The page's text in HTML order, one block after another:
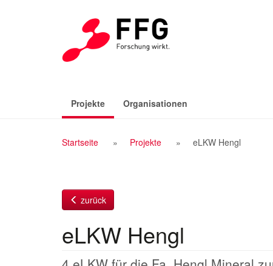
Projekte(aktiv)Organisationen
Breadcrumb
Startseite Projekte eLKW Hengl
zurück
eLKW Hengl